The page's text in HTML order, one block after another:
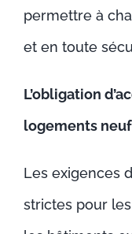
permettre à
et en toute
L’obligation
logements
Les exigences
strictes pour